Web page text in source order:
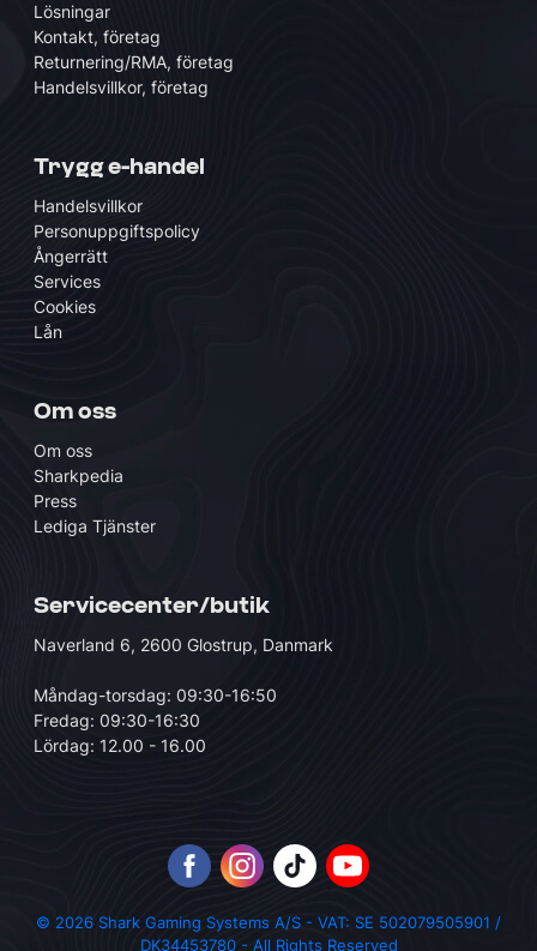
Lösningar
Kontakt, företag
Returnering/RMA, företag
Handelsvillkor, företag
Trygg e-handel
Handelsvillkor
Personuppgiftspolicy
Ångerrätt
Services
Cookies
Lån
Om oss
Om oss
Sharkpedia
Press
Lediga Tjänster
Servicecenter/butik
Naverland 6, 2600 Glostrup, Danmark
Måndag-torsdag: 09:30-16:50
Fredag: 09:30-16:30
Lördag: 12.00 - 16.00
© 2026 Shark Gaming Systems A/S - VAT: SE 502079505901 /
DK34453780 - All Rights Reserved